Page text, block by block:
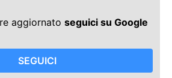
aggiornato seguici su Google
SEGUICI